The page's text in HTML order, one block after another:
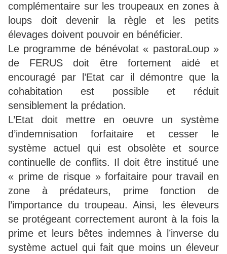
complémentaire sur les troupeaux en zones à
loups doit devenir la règle et les petits
élevages doivent pouvoir en bénéficier.
Le programme de bénévolat « pastoraLoup »
de FERUS doit être fortement aidé et
encouragé par l’Etat car il démontre que la
cohabitation est possible et réduit
sensiblement la prédation.
L’Etat doit mettre en oeuvre un système
d’indemnisation forfaitaire et cesser le
système actuel qui est obsolète et source
continuelle de conflits. Il doit être institué une
« prime de risque » forfaitaire pour travail en
zone à prédateurs, prime fonction de
l’importance du troupeau. Ainsi, les éleveurs
se protégeant correctement auront à la fois la
prime et leurs bêtes indemnes à l’inverse du
système actuel qui fait que moins un éleveur